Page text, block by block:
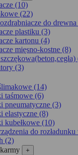
(10)
(22)
do
plastiku (3)
kartonu (4)
mięsno-kostne (8)
(3)
(14)
taśmowe (6)
pneumatyczne (3)
elastyczne (8)
kubełkowe (10)
do
(2)
+